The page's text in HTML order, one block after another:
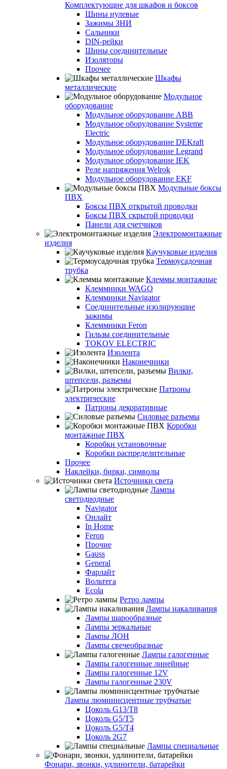
Комплектующие для шкафов и боксов
Шины нулевые
Зажимы ЗНИ
Сальники
DIN-рейки
Шины соединительные
Изоляторы
Прочее
Шкафы
металлические
Модульное
оборудование
Модульное оборудование ABB
Модульное оборудование Systeme
Electric
Модульное оборудование DEKraft
Модульное оборудование Legrand
Модульное оборудование IEK
Реле напряжения Welrok
Модульное оборудование EKF
Модульные боксы
ПВХ
Боксы ПВХ открытой проводки
Боксы ПВХ скрытой проводки
Панели для счетчиков
Электромонтажные
изделия
Каучуковые изделия
Термоусадочная
трубка
Клеммы монтажные
Клеммники WAGO
Клеммники Navigator
Соединительные изолирующие
зажимы
Клеммники Feron
Гильзы соединительные
TOKOV ELECTRIC
Изолента
Наконечники
Вилки,
штепсели, разъемы
Патроны
электрические
Патроны декоративные
Силовые разъемы
Коробки
монтажные ПВХ
Коробки установочные
Коробки распределительные
Прочее
Наклейки, бирки, символы
Источники света
Лампы
светодиодные
Navigator
Онлайт
In Home
Feron
Прочие
Gauss
General
Фарлайт
Вольтега
Ecola
Ретро лампы
Лампы накаливания
Лампы шарообразные
Лампы зеркальные
Лампы ЛОН
Лампы свечеобразные
Лампы галогенные
Лампы галогенные линейные
Лампы галогенные 12V
Лампы галогенные 230V
Лампы люминисцентные трубчатые
Цоколь G13/T8
Цоколь G5/Т5
Цоколь G5/T4
Цоколь 2G7
Лампы специальные
Фонари, звонки, удлинители, батарейки